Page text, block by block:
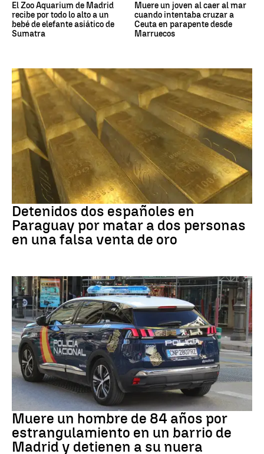
El Zoo Aquarium de Madrid
recibe por todo lo alto a un
bebé de elefante asiático de
Sumatra
Muere un joven al caer al mar
cuando intentaba cruzar a
Ceuta en parapente desde
Marruecos
Paraguay
Detenidos dos españoles en
Paraguay por matar a dos personas
en una falsa venta de oro
Muere un hombre de 84 años por
estrangulamiento en un barrio de
Madrid y detienen a su nuera